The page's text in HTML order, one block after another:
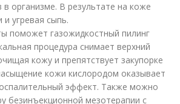
в организме. В результате на коже
угревая сыпь.
поможет газожидкостный пилинг
процедура снимает верхний
кожу и препятствует закупорке
кожи кислородом оказывает
эффект. Также можно
безинъекционной мезотерапии с